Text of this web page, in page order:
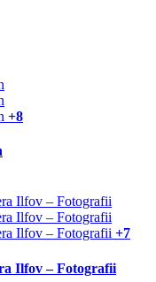
+8
+7
Ilfov – Fotografii